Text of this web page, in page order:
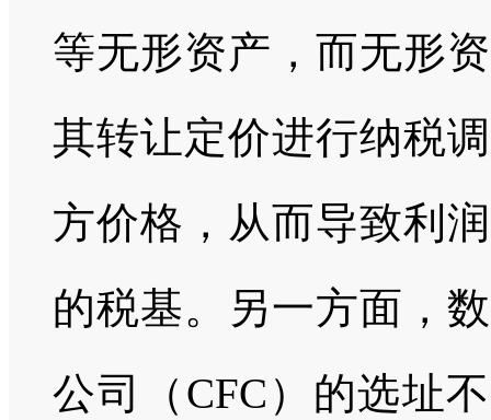
等无形资产，而无形
其转让定价进行纳税
方价格，从而导致利
的税基。另一方面，
公司（CFC）的选址